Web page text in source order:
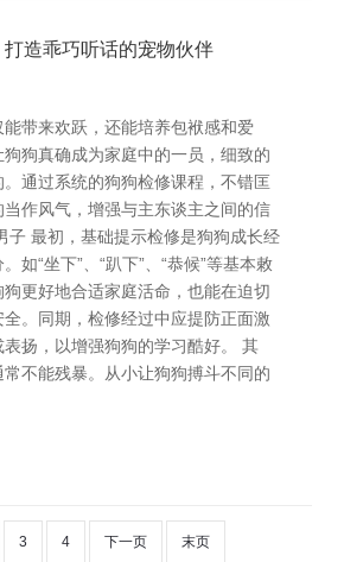
造乖巧听话的宠物伙伴
带来欢跃，还能培养包袱感和爱
狗真确成为家庭中的一员，细致的
通过系统的狗狗检修课程，不错匡
作风气，增强与主东谈主之间的信
子 最初，基础提示检修是狗狗成长经
如“坐下”、“趴下”、“恭候”等基本敕
更好地合适家庭活命，也能在迫切
。同期，检修经过中应提防正面激
扬，以增强狗狗的学习酷好。 其
不能残暴。从小让狗狗搏斗不同的
3 4 下一页 末页